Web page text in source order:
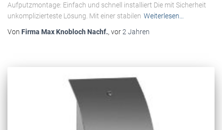
Aufputzmontage: Einfach und schnell installiert Die mit Sicherheit
unkomplizierteste Lösung. Mit einer stabilen Weiterlesen…
Von Firma Max Knobloch Nachf., vor2 Jahren